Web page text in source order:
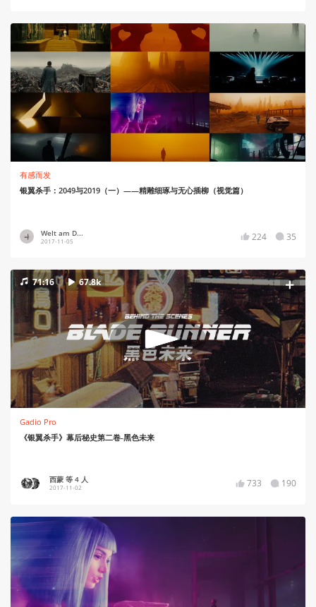
有感而发
银翼杀手：2049与2019（一）——精雕细琢与无心插柳（视觉篇）
Welt am D...
2017-11-05 224 35
71:16 67.8k
Gadio Pro
《银翼杀手》幕后秘史第二卷-黑色未来
西蒙 等 4 人
2017-11-02 733 190